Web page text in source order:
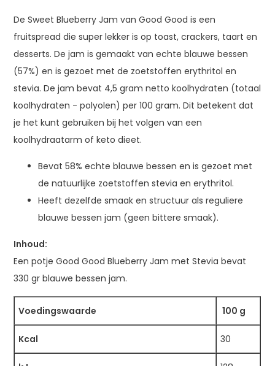
De Sweet Blueberry Jam van Good Good is een
fruitspread die super lekker is op toast, crackers, taart en
desserts. De jam is gemaakt van echte blauwe bessen
(57%) en is gezoet met de zoetstoffen erythritol en
stevia. De jam bevat 4,5 gram netto koolhydraten (totaal
koolhydraten - polyolen) per 100 gram. Dit betekent dat
je het kunt gebruiken bij het volgen van een
koolhydraatarm of keto dieet.
Bevat 58% echte blauwe bessen en is gezoet met
de natuurlijke zoetstoffen stevia en erythritol.
Heeft dezelfde smaak en structuur als reguliere
blauwe bessen jam (geen bittere smaak).
Inhoud:
Een potje Good Good Blueberry Jam met Stevia bevat
330 gr blauwe bessen jam.
Voedingswaarde 100 g
Kcal 30